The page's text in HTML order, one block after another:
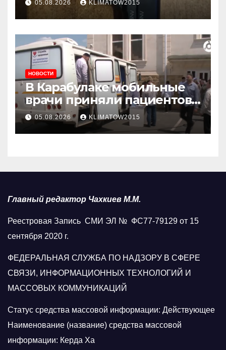
05.08.2026 KLIMATOW2015
НОВОСТИ
В Карабулаке мобильные
врачи приняли пациентов
у стен мечети
05.08.2026 KLIMATOW2015
Главный редактор Чахкиев М.М.
Реестровая Запись СМИ ЭЛ № ФС77-79129 от 15
сентября 2020 г.
ФЕДЕРАЛЬНАЯ СЛУЖБА ПО НАДЗОРУ В СФЕРЕ
СВЯЗИ, ИНФОРМАЦИОННЫХ ТЕХНОЛОГИЙ И
МАССОВЫХ КОММУНИКАЦИЙ
Статус средства массовой информации: Действующее
Наименование (название) средства массовой
информации: Керда Ха